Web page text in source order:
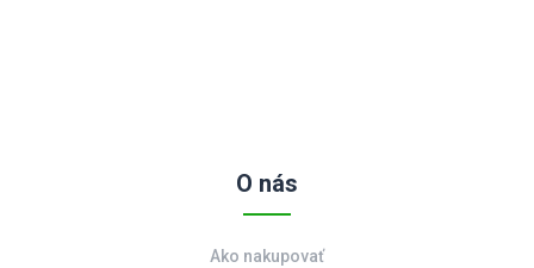
O nás
Ako nakupovať